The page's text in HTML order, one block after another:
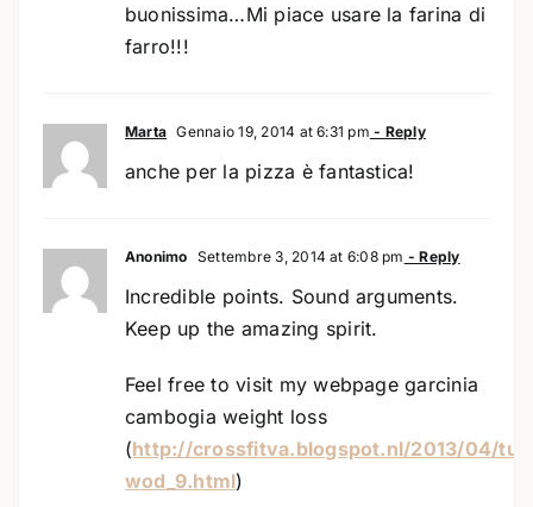
buonissima…Mi piace usare la farina di
farro!!!
Marta Gennaio 19, 2014 at 6:31 pm - Reply
anche per la pizza è fantastica!
Anonimo Settembre 3, 2014 at 6:08 pm - Reply
Incredible points. Sound arguments.
Keep up the amazing spirit.
Feel free to visit my webpage garcinia
cambogia weight loss
(http://crossfitva.blogspot.nl/2013/04/
wod_9.html)